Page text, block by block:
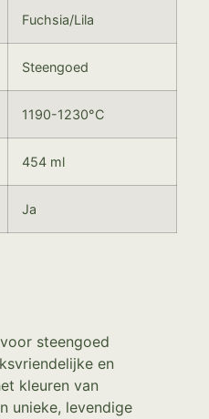
Fuchsia/Lila
Steengoed
1190-1230°C
454 ml
Ja
steengoed
en
kleuren van
unieke, levendige